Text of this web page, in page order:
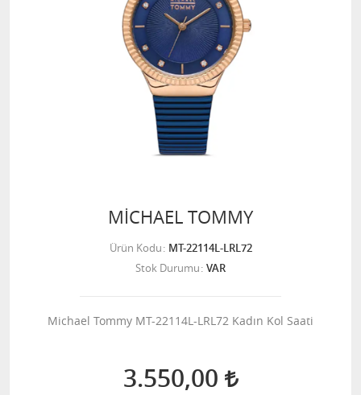
MİCHAEL TOMMY
Ürün Kodu MT-22114L-LRL72
Stok Durumu VAR
Michael Tommy MT-22114L-LRL72 Kadın Kol Saati
3.550,00